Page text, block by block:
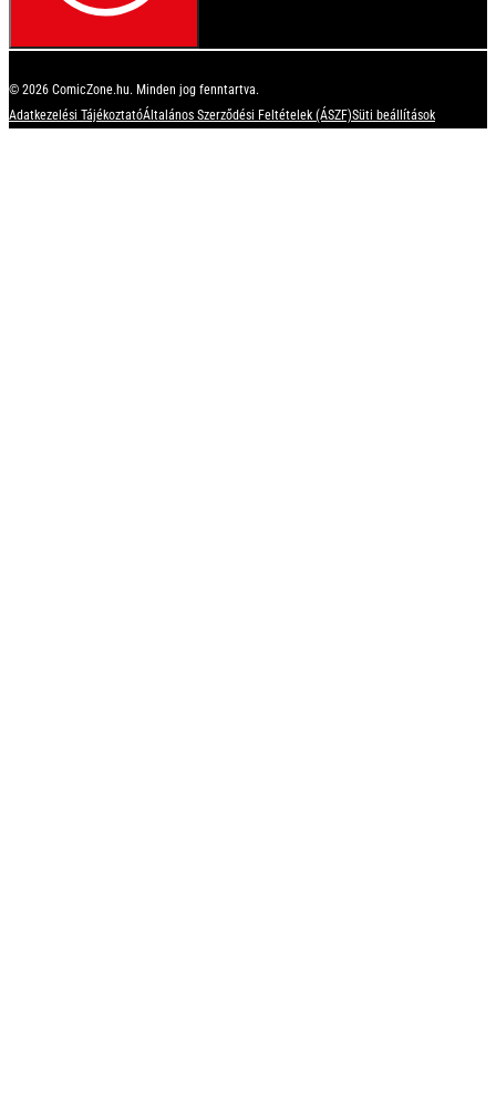
© 2026 ComicZone.hu. Minden jog fenntartva.
Adatkezelési TájékoztatóÁltalános Szerződési Feltételek (ÁSZF)Süti beállítások